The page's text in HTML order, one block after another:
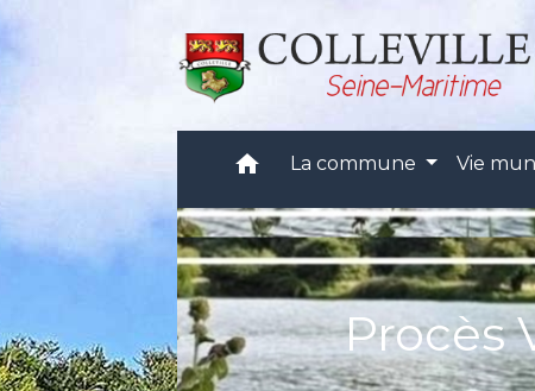
home La commune Vie
Procès